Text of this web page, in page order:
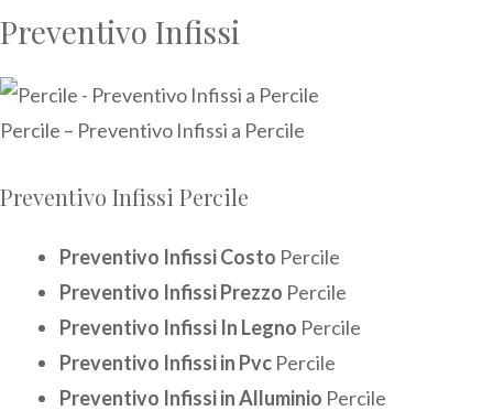
Preventivo Infissi
Percile – Preventivo Infissi a Percile
Preventivo Infissi Percile
Preventivo Infissi Costo Percile
Preventivo Infissi Prezzo Percile
Preventivo Infissi In Legno Percile
Preventivo Infissi in Pvc Percile
Preventivo Infissi in Alluminio Percile